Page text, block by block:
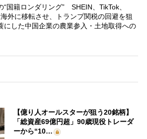
“国籍ロンダリング” SHEIN、TikTok、
外に移転させ、トランプ関税の回避を狙
した中国企業の農業参入・土地取得への
【億り人オールスターが狙う20銘柄】
「総資産69億円超」90歳現役トレーダ
ーから“10…